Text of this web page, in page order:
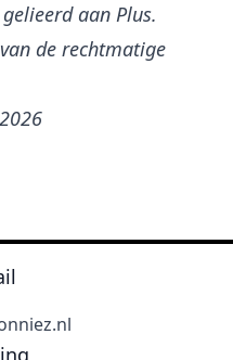
aan Plus.
de rechtmatige